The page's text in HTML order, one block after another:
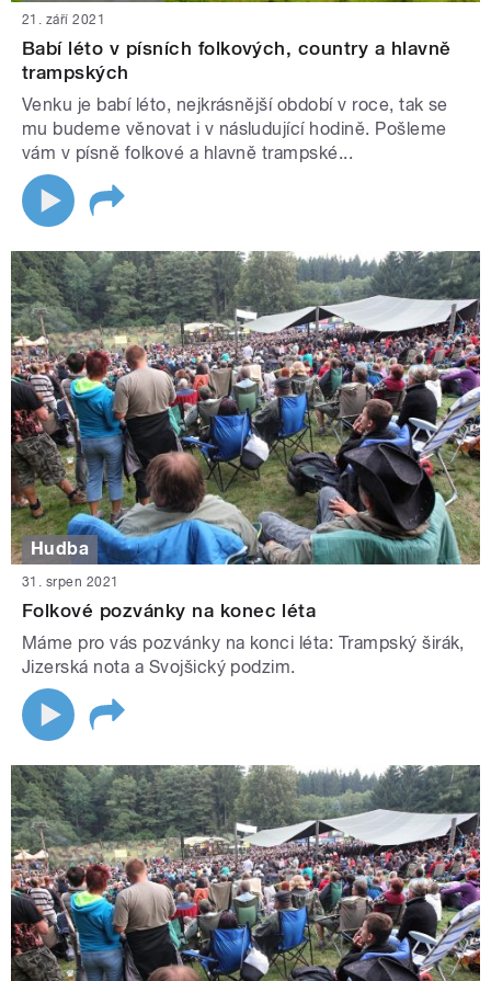
21. září 2021
Babí léto v písních folkových, country a hlavně
trampských
Venku je babí léto, nejkrásnější období v roce, tak se
mu budeme věnovat i v násludující hodině. Pošleme
vám v písně folkové a hlavně trampské...
Hudba
31. srpen 2021
Folkové pozvánky na konec léta
Máme pro vás pozvánky na konci léta: Trampský širák,
Jizerská nota a Svojšický podzim.